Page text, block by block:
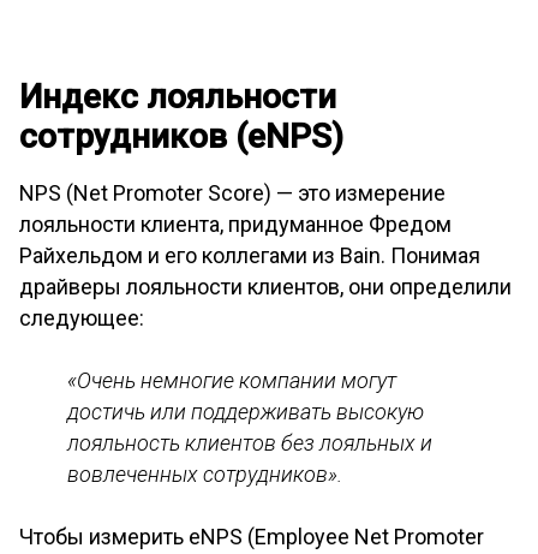
Индекс лояльности
сотрудников (eNPS)
NPS (Net Promoter Score) — это измерение
лояльности клиента, придуманное Фредом
Райхельдом и его коллегами из Bain. Понимая
драйверы лояльности клиентов, они определили
следующее:
«Очень немногие компании могут
достичь или поддерживать высокую
лояльность клиентов без лояльных и
вовлеченных сотрудников».
Чтобы измерить eNPS (Employee Net Promoter